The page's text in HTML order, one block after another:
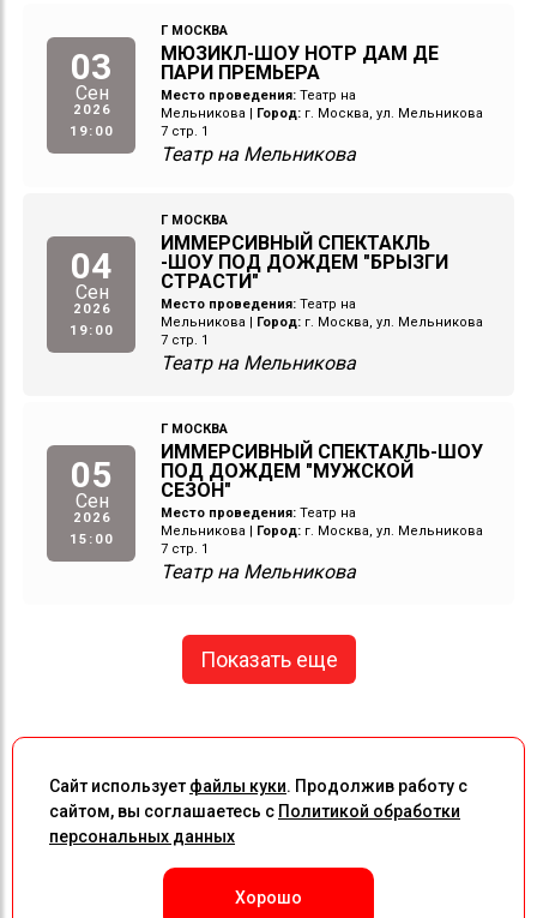
03
Сен
2026
19:00
Г МОСКВА
МЮЗИКЛ-ШОУ НОТР ДАМ ДЕ
ПАРИ ПРЕМЬЕРА
Место проведения: Театр на
Мельникова
Город: г. Москва, ул. Мельникова
7 стр. 1
Театр на Мельникова
04
Сен
2026
19:00
Г МОСКВА
ИММЕРСИВНЫЙ СПЕКТАКЛЬ
-ШОУ ПОД ДОЖДЕМ "БРЫЗГИ
СТРАСТИ"
Место проведения: Театр на
Мельникова
Город: г. Москва, ул. Мельникова
7 стр. 1
Театр на Мельникова
05
Сен
2026
15:00
Г МОСКВА
ИММЕРСИВНЫЙ СПЕКТАКЛЬ-ШОУ
ПОД ДОЖДЕМ "МУЖСКОЙ
СЕЗОН"
Место проведения: Театр на
Мельникова
Город: г. Москва, ул. Мельникова
7 стр. 1
Театр на Мельникова
Показать еще
Сайт использует файлы куки. Продолжив работу с
сайтом, вы соглашаетесь с Политикой обработки
персональных данных
Хорошо